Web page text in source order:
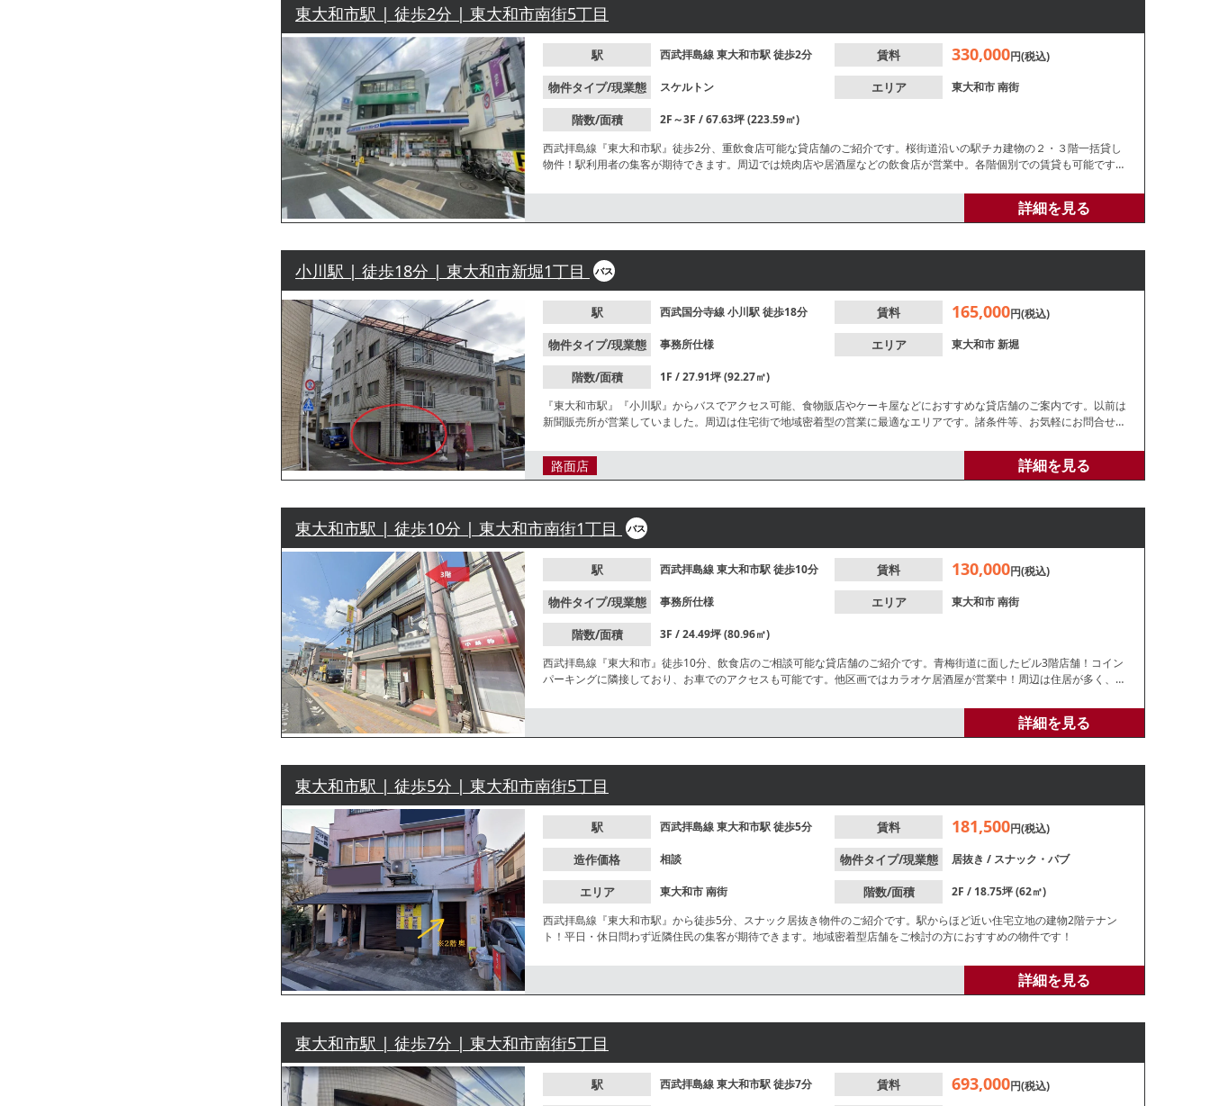
東大和市駅 | 徒歩2分 | 東大和市南街5丁目
駅 西武拝島線東大和市駅徒歩2分 賃料 330,000円(税込)
物件タイプ/現業態 スケルトン エリア 東大和市南街
階数/面積
2F～3F / 67.63坪 (223.59㎡)
⻄武拝島線『東⼤和市駅』徒歩2分、重飲食店可能な貸店舗のご紹介です。桜街道沿いの駅チカ建物の２・３階一括貸し
物件！駅利用者の集客が期待できます。周辺では焼肉店や居酒屋などの飲食店が営業中。各階個別での賃貸も可能です。
詳細を見る
小川駅 | 徒歩18分 | 東大和市新堀1丁目 バス
駅 西武国分寺線小川駅徒歩18分 賃料 165,000円(税込)
物件タイプ/現業態 事務所仕様 エリア 東大和市新堀
階数/面積
1F / 27.91坪 (92.27㎡)
『東大和市駅』『小川駅』からバスでアクセス可能、食物販店やケーキ屋などにおすすめな貸店舗のご案内です。以前は
新聞販売所が営業していました。周辺は住宅街で地域密着型の営業に最適なエリアです。諸条件等、お気軽にお問合せく
路面店 詳細を見る
東大和市駅 | 徒歩10分 | 東大和市南街1丁目 バス
駅 西武拝島線東大和市駅徒歩10分 賃料 130,000円(税込)
物件タイプ/現業態 事務所仕様 エリア 東大和市南街
階数/面積
3F / 24.49坪 (80.96㎡)
西武拝島線『東大和市』徒歩10分、飲食店のご相談可能な貸店舗のご紹介です。青梅街道に面したビル3階店舗！コイン
パーキングに隣接しており、お車でのアクセスも可能です。他区画ではカラオケ居酒屋が営業中！周辺は住居が多く、地
詳細を見る
東大和市駅 | 徒歩5分 | 東大和市南街5丁目
駅 西武拝島線東大和市駅徒歩5分 賃料 181,500円(税込)
造作価格 相談 物件タイプ/現業態 居抜き / スナック・パブ
エリア 東大和市南街 階数/面積
2F / 18.75坪 (62㎡)
西武拝島線『東大和市駅』から徒歩5分、スナック居抜き物件のご紹介です。駅からほど近い住宅立地の建物2階テナン
ト！平日・休日問わず近隣住民の集客が期待できます。地域密着型店舗をご検討の方におすすめの物件です！
詳細を見る
東大和市駅 | 徒歩7分 | 東大和市南街5丁目
駅 西武拝島線東大和市駅徒歩7分 賃料 693,000円(税込)